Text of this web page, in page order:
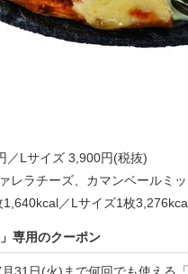
／Lサイズ 3,900円(税抜)
レラチーズ、カマンベールミ
／Lサイズ1枚
専用のクーポン